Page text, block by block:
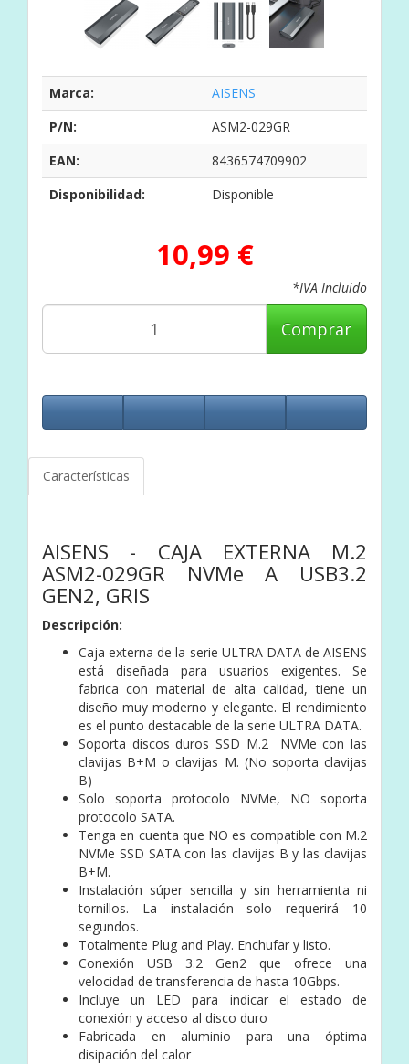
Marca:
AISENS
P/N:
ASM2-029GR
EAN:
8436574709902
Disponibilidad:
Disponible
10,99 €
*IVA Incluido
Comprar
Características
AISENS - CAJA EXTERNA M.2
ASM2-029GR NVMe A USB3.2
GEN2, GRIS
Descripción:
Caja externa de la serie ULTRA DATA de AISENS
está diseñada para usuarios exigentes. Se
fabrica con material de alta calidad, tiene un
diseño muy moderno y elegante. El rendimiento
es el punto destacable de la serie ULTRA DATA.
Soporta discos duros SSD M.2 NVMe con las
clavijas B+M o clavijas M. (No soporta clavijas
B)
Solo soporta protocolo NVMe, NO soporta
protocolo SATA.
Tenga en cuenta que NO es compatible con M.2
NVMe SSD SATA con las clavijas B y las clavijas
B+M.
Instalación súper sencilla y sin herramienta ni
tornillos. La instalación solo requerirá 10
segundos.
Totalmente Plug and Play. Enchufar y listo.
Conexión USB 3.2 Gen2 que ofrece una
velocidad de transferencia de hasta 10Gbps.
Incluye un LED para indicar el estado de
conexión y acceso al disco duro
Fabricada en aluminio para una óptima
disipación del calor